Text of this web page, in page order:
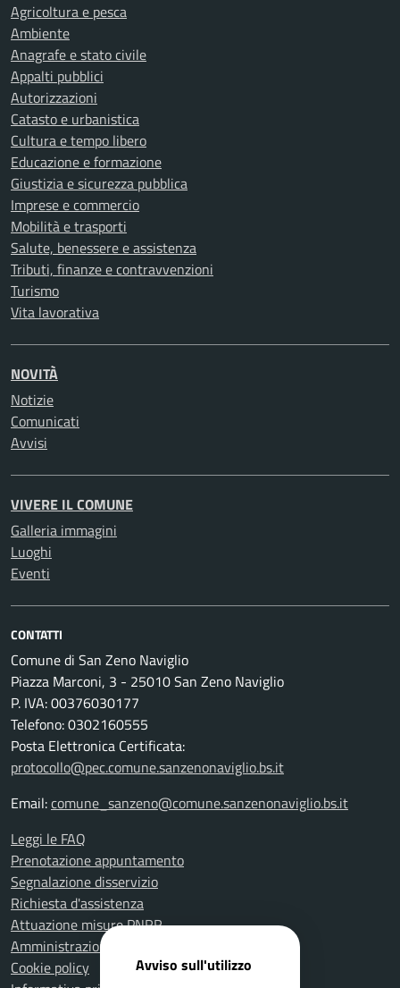
Agricoltura e pesca
Ambiente
Anagrafe e stato civile
Appalti pubblici
Autorizzazioni
Catasto e urbanistica
Cultura e tempo libero
Educazione e formazione
Giustizia e sicurezza pubblica
Imprese e commercio
Mobilità e trasporti
Salute, benessere e assistenza
Tributi, finanze e contravvenzioni
Turismo
Vita lavorativa
NOVITÀ
Notizie
Comunicati
Avvisi
VIVERE IL COMUNE
Galleria immagini
Luoghi
Eventi
CONTATTI
Comune di San Zeno Naviglio
Piazza Marconi, 3 - 25010 San Zeno Naviglio
P. IVA: 00376030177
Telefono: 0302160555
Posta Elettronica Certificata:
protocollo@pec.comune.sanzenonaviglio.bs.it
Email:comune_sanzeno@comune.sanzenonaviglio.bs.it
Leggi le FAQ
Prenotazione appuntamento
Segnalazione disservizio
Richiesta d'assistenza
Attuazione misure PNRR
Amministrazione trasparente
Cookie policy
Avviso sull'utilizzo